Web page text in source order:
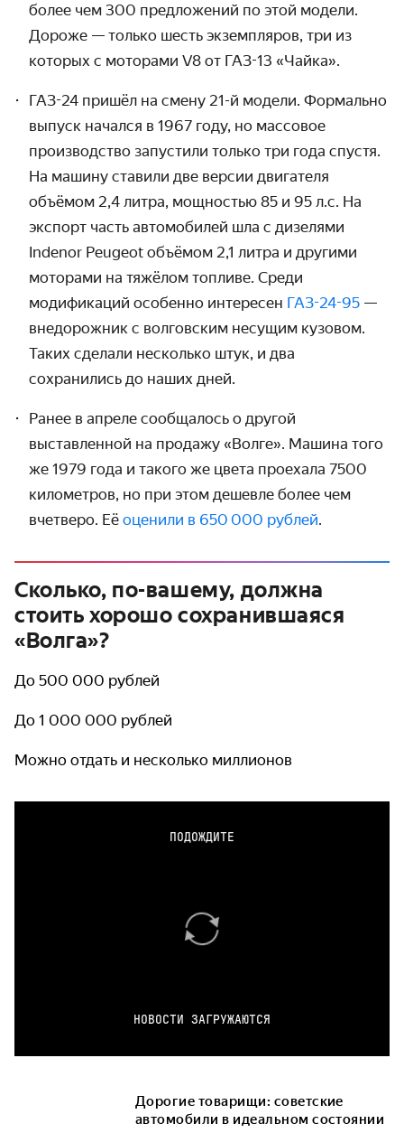
более чем 300 предложений по этой модели.
Дороже — только шесть экземпляров, три из
которых с моторами V8 от ГАЗ-13 «Чайка».
ГАЗ-24 пришёл на смену 21-й модели. Формально
выпуск начался в 1967 году, но массовое
производство запустили только три года спустя.
На машину ставили две версии двигателя
объёмом 2,4 литра, мощностью 85 и 95 л.с. На
экспорт часть автомобилей шла с дизелями
Indenor Peugeot объёмом 2,1 литра и другими
моторами на тяжёлом топливе. Среди
модификаций особенно интересен ГАЗ-24-95 —
внедорожник с волговским несущим кузовом.
Таких сделали несколько штук, и два
сохранились до наших дней.
Ранее в апреле сообщалось о другой
выставленной на продажу «Волге». Машина того
же 1979 года и такого же цвета проехала 7500
километров, но при этом дешевле более чем
вчетверо. Её оценили в 650 000 рублей.
Сколько, по-вашему, должна
стоить хорошо сохранившаяся
«Волга»?
До 500 000 рублей
До 1 000 000 рублей
Можно отдать и несколько миллионов
ПОДОЖДИТЕ
НОВОСТИ ЗАГРУЖАЮТСЯ
Дорогие товарищи: советские
автомобили в идеальном состоянии